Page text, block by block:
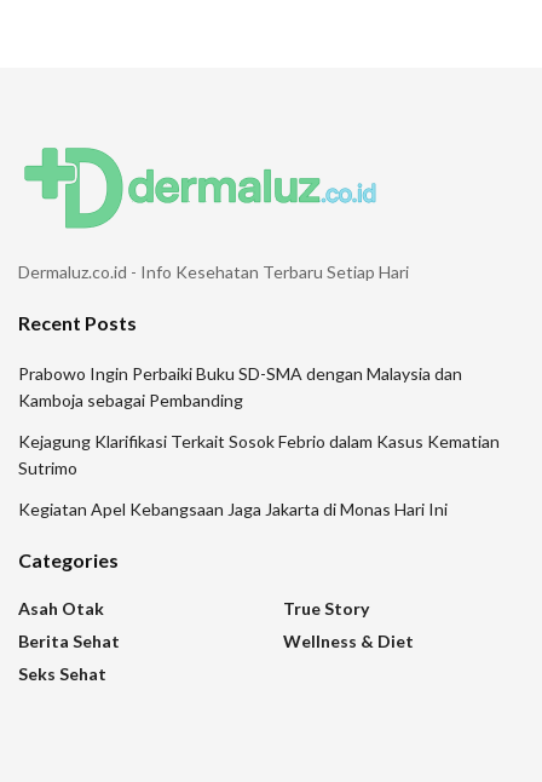
Dermaluz.co.id - Info Kesehatan Terbaru Setiap Hari
Recent Posts
Prabowo Ingin Perbaiki Buku SD-SMA dengan Malaysia dan
Kamboja sebagai Pembanding
Kejagung Klarifikasi Terkait Sosok Febrio dalam Kasus Kematian
Sutrimo
Kegiatan Apel Kebangsaan Jaga Jakarta di Monas Hari Ini
Categories
Asah Otak
Berita Sehat
Seks Sehat
True Story
Wellness & Diet